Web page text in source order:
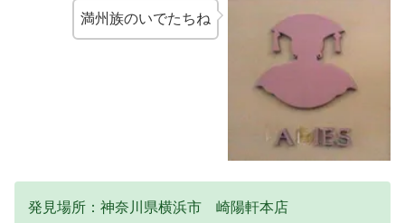
満州族のいでたちね
発見場所：神奈川県横浜市 崎陽軒本店